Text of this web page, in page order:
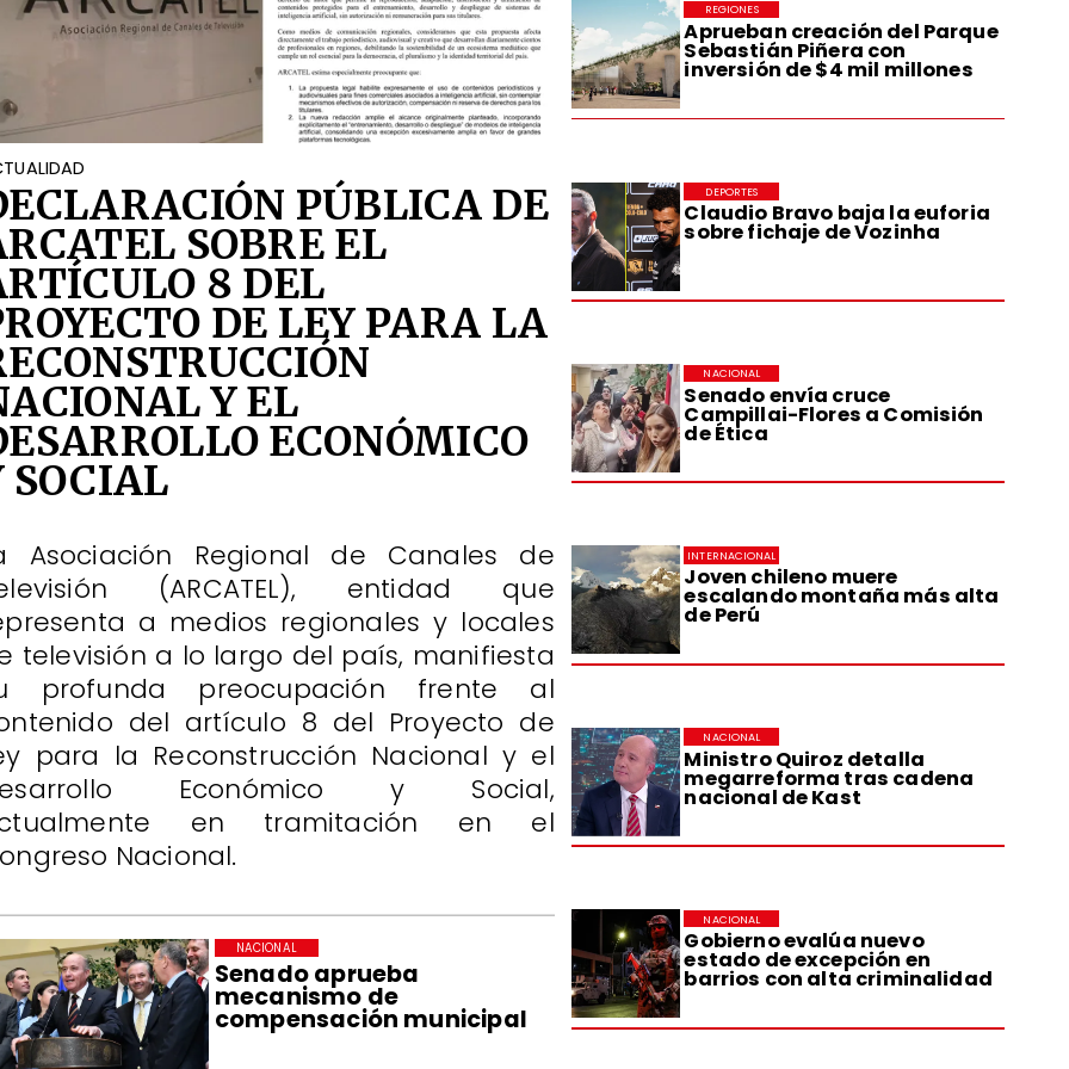
Aprueban creación del Parque
Sebastián Piñera con
inversión de $4 mil millones
REGIONES
Claudio Bravo baja la euforia
sobre fichaje de Vozinha
DEPORTES
Senado envía cruce
Campillai-Flores a Comisión
de Ética
NACIONAL
Joven chileno muere
escalando montaña más alta
de Perú
INTERNACIONAL
Ministro Quiroz detalla
megarreforma tras cadena
nacional de Kast
NACIONAL
Gobierno evalúa nuevo
estado de excepción en
barrios con alta criminalidad
NACIONAL
Senado aprueba
mecanismo de
compensación municipal
NACIONAL
PÚBLICA DE
SOBRE EL
8 DEL
DE LEY PARA LA
Y EL
ECONÓMICO
SOCIAL
Asociación Regional de Canales de
(ARCATEL), entidad que
a medios regionales y locales
televisión a lo largo del país, manifiesta
profunda preocupación frente al
del artículo 8 del Proyecto de
para la Reconstrucción Nacional y el
Económico y Social,
en tramitación en el
Nacional.